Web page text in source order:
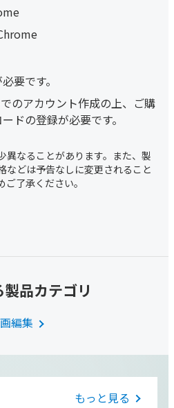
要です。
のアカウント作成の上、ご購
ドの登録が必要です。
品カテゴリ
編集
もっと見る